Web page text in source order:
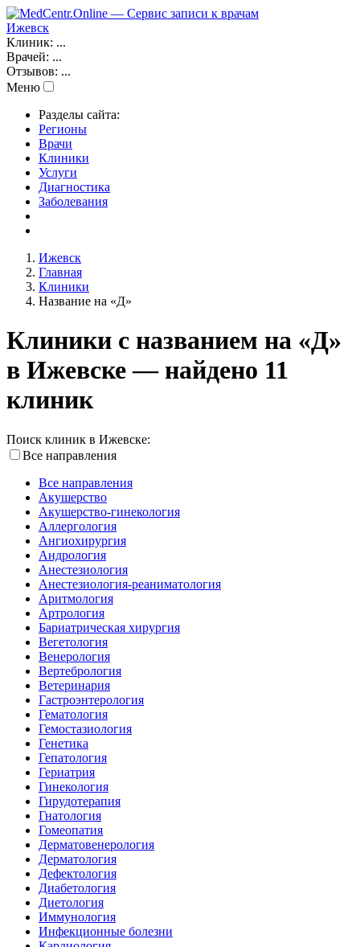
Ижевск
Клиник: ...
Врачей: ...
Отзывов: ...
Меню
Разделы сайта:
Регионы
Врачи
Клиники
Услуги
Диагностика
Заболевания
Ижевск
Главная
Клиники
Название на «Д»
Клиники с названием на «Д»
в Ижевске — найдено 11
клиник
Поиск клиник в Ижевске:
Все направления
Все направления
Акушерство
Акушерство-гинекология
Аллергология
Ангиохирургия
Андрология
Анестезиология
Анестезиология-реаниматология
Аритмология
Артрология
Бариатрическая хирургия
Вегетология
Венерология
Вертебрология
Ветеринария
Гастроэнтерология
Гематология
Гемостазиология
Генетика
Гепатология
Гериатрия
Гинекология
Гирудотерапия
Гнатология
Гомеопатия
Дерматовенерология
Дерматология
Дефектология
Диабетология
Диетология
Иммунология
Инфекционные болезни